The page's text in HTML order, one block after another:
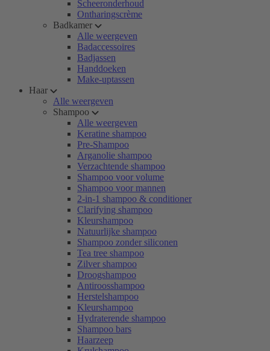
Scheeronderhoud
Ontharingscrème
Badkamer
Alle weergeven
Badaccessoires
Badjassen
Handdoeken
Make-uptassen
Haar
Alle weergeven
Shampoo
Alle weergeven
Keratine shampoo
Pre-Shampoo
Arganolie shampoo
Verzachtende shampoo
Shampoo voor volume
Shampoo voor mannen
2-in-1 shampoo & conditioner
Clarifying shampoo
Kleurshampoo
Natuurlijke shampoo
Shampoo zonder siliconen
Tea tree shampoo
Zilver shampoo
Droogshampoo
Antiroosshampoo
Herstelshampoo
Kleurshampoo
Hydraterende shampoo
Shampoo bars
Haarzeep